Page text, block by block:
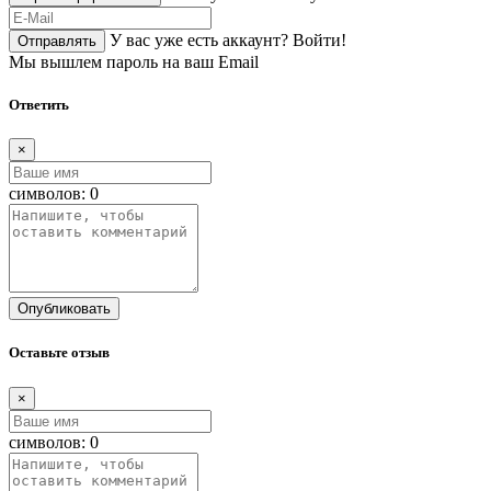
Отправлять У вас уже есть аккаунт? Войти!
Мы вышлем пароль на ваш Email
Ответить
×
символов: 0
Опубликовать
Оставьте отзыв
×
символов: 0